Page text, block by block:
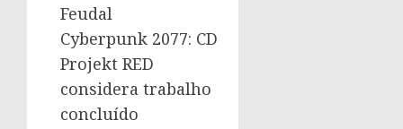
Feudal
Cyberpunk 2077: CD
Projekt RED
considera trabalho
concluído